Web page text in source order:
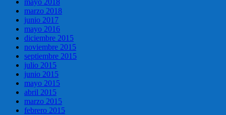
marzo 2018
junio 2017
mayo 2016
diciembre 2015
noviembre 2015
septiembre 2015
julio 2015
junio 2015
mayo 2015
abril 2015
marzo 2015
febrero 2015